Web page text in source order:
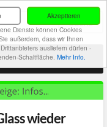
Akzeptieren
Dienste können Cookies
außerdem, dass wir Ihnen
ausliefern dürfen -
Schaltfläche. Mehr Info.
wieder